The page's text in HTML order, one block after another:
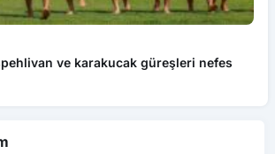
ve karakucak güreşleri nefes